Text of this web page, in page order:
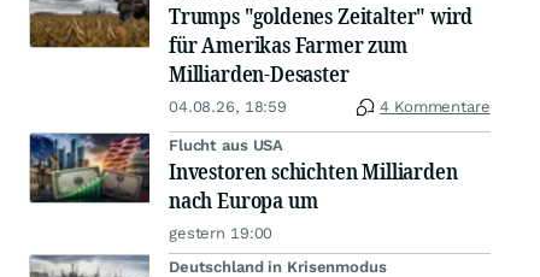
Trumps "goldenes Zeitalter" wird
für Amerikas Farmer zum
Milliarden-Desaster
04.08.26, 18:59 4 Kommentare
Flucht aus USA
Investoren schichten Milliarden
nach Europa um
gestern 19:00
Deutschland in Krisenmodus